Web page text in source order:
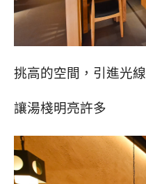
挑高的空間，引進光線
讓湯棧明亮許多